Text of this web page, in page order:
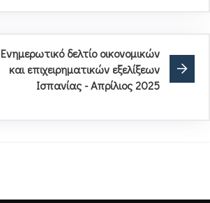
Ενημερωτικό δελτίο οικονομικών
και επιχειρηματικών εξελίξεων
Ισπανίας - Απρίλιος 2025